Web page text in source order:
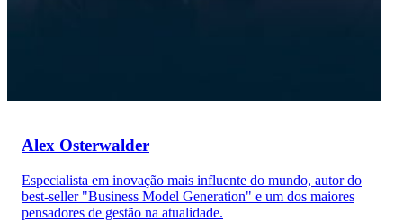
Alex Osterwalder
Especialista em inovação mais influente do mundo, autor do
best-seller "Business Model Generation" e um dos maiores
pensadores de gestão na atualidade.